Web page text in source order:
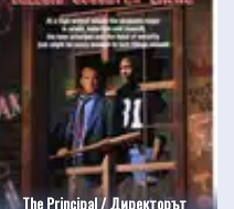
The Principal / Директорът